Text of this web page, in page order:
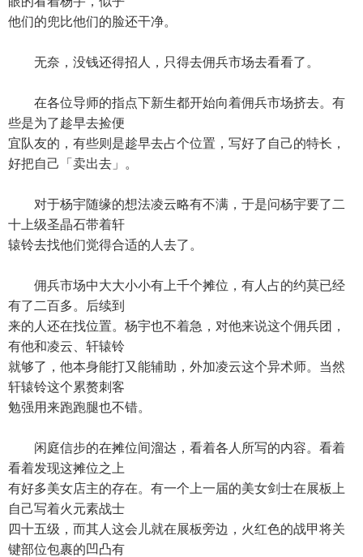
他们的兜比他们的脸还干净。
无奈，没钱还得招人，只得去佣兵市场去看看了。
在各位导师的指点下新生都开始向着佣兵市场挤去。有
些是为了趁早去捡便
宜队友的，有些则是趁早去占个位置，写好了自己的特长，
好把自己「卖出去」。
对于杨宇随缘的想法凌云略有不满，于是问杨宇要了二
十上级圣晶石带着轩
辕铃去找他们觉得合适的人去了。
佣兵市场中大大小小有上千个摊位，有人占的约莫已经
有了二百多。后续到
来的人还在找位置。杨宇也不着急，对他来说这个佣兵团，
有他和凌云、轩辕铃
就够了，他本身能打又能辅助，外加凌云这个异术师。当然
轩辕铃这个累赘刺客
勉强用来跑跑腿也不错。
闲庭信步的在摊位间溜达，看着各人所写的内容。看着
看着发现这摊位之上
有好多美女店主的存在。有一个上一届的美女剑士在展板上
自己写着火元素战士
四十五级，而其人这会儿就在展板旁边，火红色的战甲将关
键部位包裹的凹凸有